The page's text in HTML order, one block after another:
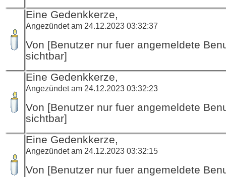
Eine Gedenkkerze,
Angezündet am 24.12.2023 03:32:37
Von [Benutzer nur fuer angemeldete
sichtbar]
Eine Gedenkkerze,
Angezündet am 24.12.2023 03:32:23
Von [Benutzer nur fuer angemeldete
sichtbar]
Eine Gedenkkerze,
Angezündet am 24.12.2023 03:32:15
Von [Benutzer nur fuer angemeldete